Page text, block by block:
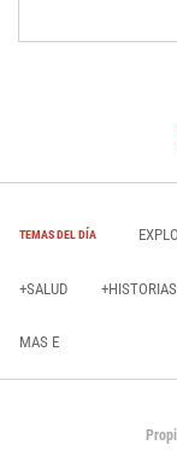
TEMAS DEL DÍA
+SALUD +HISTORIAS
MAS E